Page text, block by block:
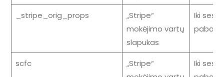
_stripe_orig_props
„Stripe“
mokėjimo vartų
slapukas
Iki
scfc
„Stripe“
Iki